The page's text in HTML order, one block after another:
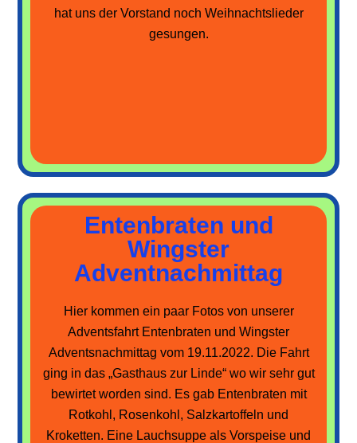
hat uns der Vorstand noch Weihnachtslieder
gesungen.
Entenbraten und
Wingster
Adventnachmittag
Hier kommen ein paar Fotos von unserer
Adventsfahrt Entenbraten und Wingster
Adventsnachmittag vom 19.11.2022. Die Fahrt
ging in das „Gasthaus zur Linde“ wo wir sehr gut
bewirtet worden sind. Es gab Entenbraten mit
Rotkohl, Rosenkohl, Salzkartoffeln und
Kroketten. Eine Lauchsuppe als Vorspeise und